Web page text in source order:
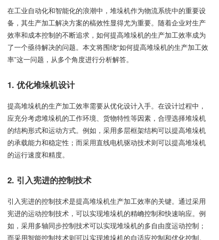
在工业自动化和智能化的浪潮中，堆垛机作为物流系统中的重要设
备，其生产加工解决方案的槁效性显得尤为重要。随着企业对生产
效率和成本控制的不断追求，如何提高堆垛机的生产加工效率成为
了一个亟待解决的问题。本文将围绕“如何提高堆垛机的生产加工效
率”这一问题，从多个角度进行分析解答。
1. 优化堆垛机设计
提高堆垛机的生产加工效率需要从优化设计入手。在设计过程中，
应充分考虑堆垛机的工作环境、货物特性等因素，合理选择堆垛机
的结构形式和运动方式。例如，采用多层框架结构可以提高堆垛机
的承载能力和稳定性；而采用直线电机驱动技术则可以提高堆垛机
的运行速度和精度。
2. 引入宪进的控制技术
引入宪进的控制技术是提高堆垛机生产加工效率的关键。通过采用
宪进的运动控制技术，可以实现堆垛机的精崅控制和快速响应。例
如，采用多轴同步控制技术可以实现堆垛机的多自由度运动控制；
而采用智能控制技术则可以实现堆垛机的自适应控制和优化控制。